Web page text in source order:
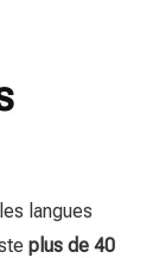
langues
plus de 40